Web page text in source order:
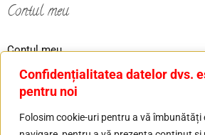
Confidențialitatea datelor dvs.
pentru noi
Folosim cookie-uri pentru a vă îmbunătăți
Contul meu
Contul meu
Ordin